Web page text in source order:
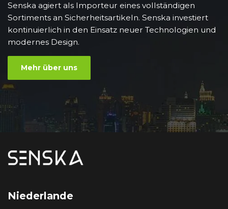
Senska agiert als Importeur eines vollständigen
Sortiments an Sicherheitsartikeln. Senska investiert
kontinuierlich in den Einsatz neuer Technologien und
modernes Design.
Mehr über uns
Niederlande